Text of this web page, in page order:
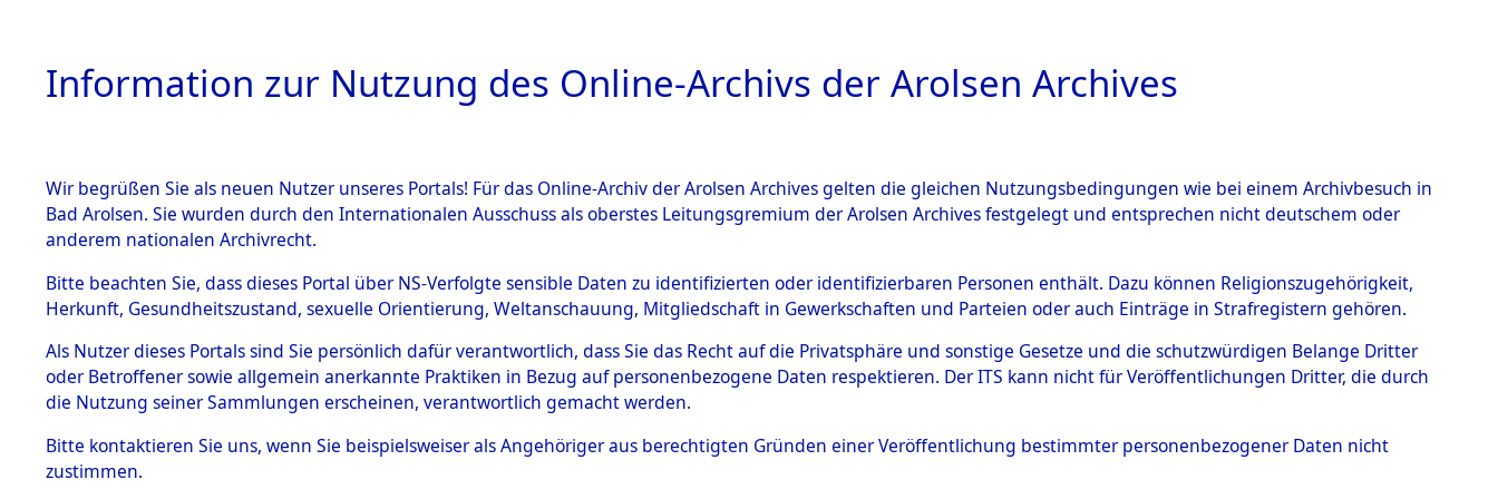
HOME BESTANDSBESCHREIBUNG ARCHIVALE ÜBERSICHT BILD
BESTÄNDE
Inhaftierungsdoku
mente
5. Verschiedenes
Todesmärsche
5.3.1 Alliierte
Nachforschungen des ITS und seiner zuarbeitenden Organe nach
Massengräbern und Einzelgräbern von Staatsangehörigen der
Alliierten und der UN-Staaten in den westlichen
Besatzungszonen (Einzelfälle) ("Grave Checking")→0002
Information zur Nutzung des Online-Archivs der Arolsen Archives
Wir begrüßen Sie als neuen Nutzer unseres Portals! Für das Online-Archiv der Arolsen Archives gelten die gleichen Nutzungsbedingungen wie bei einem Archivbesuch in
Bad Arolsen. Sie wurden durch den Internationalen Ausschuss als oberstes Leitungsgremium der Arolsen Archives festgelegt und entsprechen nicht deutschem oder
anderem nationalen Archivrecht.
Bitte beachten Sie, dass dieses Portal über NS-Verfolgte sensible Daten zu identifizierten oder identifizierbaren Personen enthält. Dazu können Religionszugehörigkeit,
Herkunft, Gesundheitszustand, sexuelle Orientierung, Weltanschauung, Mitgliedschaft in Gewerkschaften und Parteien oder auch Einträge in Strafregistern gehören.
Als Nutzer dieses Portals sind Sie persönlich dafür verantwortlich, dass Sie das Recht auf die Privatsphäre und sonstige Gesetze und die schutzwürdigen Belange Dritter
oder Betroffener sowie allgemein anerkannte Praktiken in Bezug auf personenbezogene Daten respektieren. Der ITS kann nicht für Veröffentlichungen Dritter, die durch
die Nutzung seiner Sammlungen erscheinen, verantwortlich gemacht werden.
Bitte kontaktieren Sie uns, wenn Sie beispielsweiser als Angehöriger aus berechtigten Gründen einer Veröffentlichung bestimmter personenbezogener Daten nicht
zustimmen.